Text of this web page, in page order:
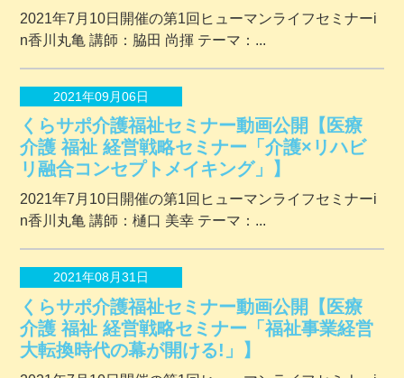
2021年7月10日開催の第1回ヒューマンライフセミナーi
n香川丸亀 講師：脇田 尚揮 テーマ：...
2021年09月06日
くらサポ介護福祉セミナー動画公開【医療
介護 福祉 経営戦略セミナー「介護×リハビ
リ融合コンセプトメイキング」】
2021年7月10日開催の第1回ヒューマンライフセミナーi
n香川丸亀 講師：樋口 美幸 テーマ：...
2021年08月31日
くらサポ介護福祉セミナー動画公開【医療
介護 福祉 経営戦略セミナー「福祉事業経営
大転換時代の幕が開ける!」】